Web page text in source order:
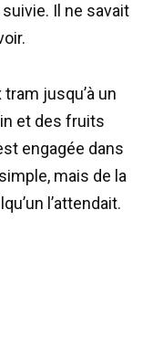
Il ne savait
jusqu’à un
et des fruits
engagée dans
mais de la
l’attendait.